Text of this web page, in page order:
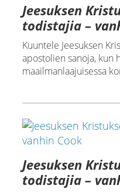
Jeesuksen
todistajia –
Kuuntele Jeesuksen
apostolien sanoja, kun
maailmanlaajuisessa
Jeesuksen
todistajia –